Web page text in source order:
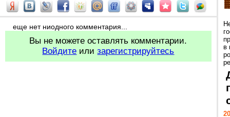
еще нет ниодного комментария...
Вы не можете оставлять комментарии.
Войдите илизарегистрируйтесь
в